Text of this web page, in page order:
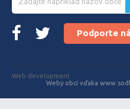
Podporte
Web development
Weby obcí vďaka